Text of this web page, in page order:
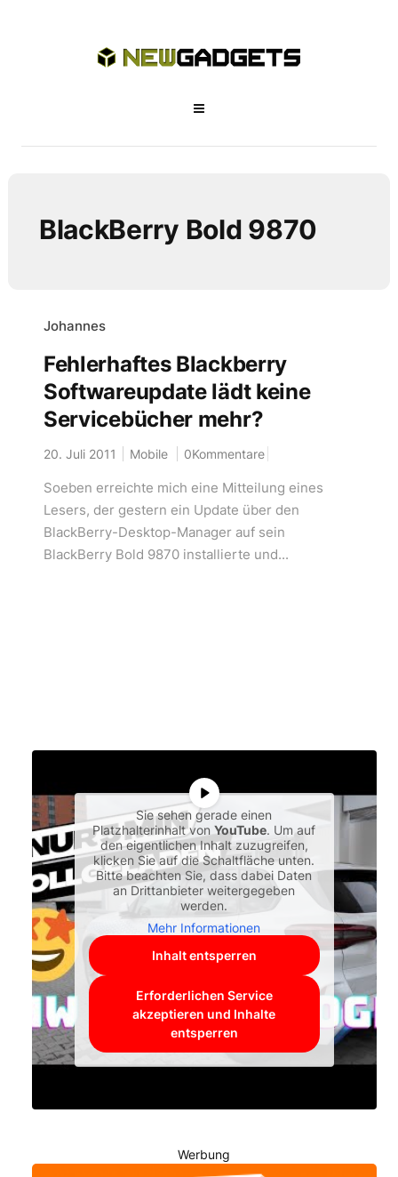
BlackBerry Bold 9870
Johannes
Fehlerhaftes Blackberry
Softwareupdate lädt keine
Servicebücher mehr?
20. Juli 2011 Mobile 0Kommentare
Soeben erreichte mich eine Mitteilung eines
Lesers, der gestern ein Update über den
BlackBerry-Desktop-Manager auf sein
BlackBerry Bold 9870 installierte und...
Sie sehen gerade einen
Platzhalterinhalt vonYouTube. Um auf
den eigentlichen Inhalt zuzugreifen,
klicken Sie auf die Schaltfläche unten.
Bitte beachten Sie, dass dabei Daten
an Drittanbieter weitergegeben
werden.
Mehr Informationen
Inhalt entsperren
Erforderlichen Service
akzeptieren und Inhalte
entsperren
Werbung